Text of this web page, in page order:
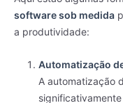
software sob medida
a produtividade:
Automatização
A automatização